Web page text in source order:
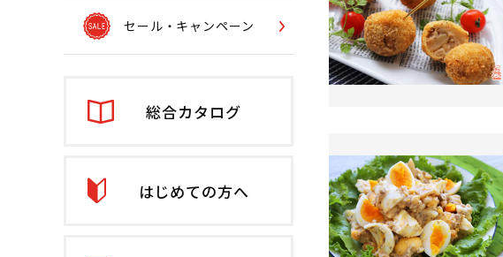
セール・キャンペーン
総合カタログ
はじめての方へ